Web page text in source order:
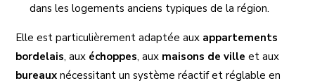
dans les logements anciens typiques de la région.
Elle est particulièrement adaptée aux appartements
bordelais, aux échoppes, aux maisons de ville et aux
bureaux nécessitant un système réactif et réglable en